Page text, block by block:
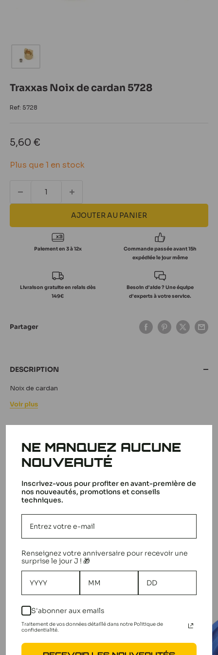
Traxxas Noix de cardan 5728
Ref: 5728
Prix
5,60 €
Plus que 1 en stock
AJOUTER AU PANIER
Paiement en 3 à 12x
Commande passée avant 15h
expédiée le jour même
Livraison gratuite en relais dès
149€
Besoin d'aide ? Une équipe
d'experts à votre service.
Partager
DESCRIPTION
Noix de cardan
Voir plus
célèbre pour ses véhicules robustes et prêts à l'emploi qui
expérimentés, offrant une expérience de conduite
exceptionnelle sans compromis sur la qualité.
Tous nos produits Traxxas
Avis
Questions
réponses
D'AUTRES CLIENTS
ÉTAIENT INTÉRESSÉS PAR
NE MANQUEZ AUCUNE
NOUVEAUTÉ
Inscrivez-vous pour profiter en avant-première de
nos nouveautés, promotions et conseils
techniques.
Renseignez votre anniversaire pour recevoir une
surprise le jour J ! 🎁
S'abonner aux emails
Traitement de vos données détaillé dans notre Politique de
confidentialité.